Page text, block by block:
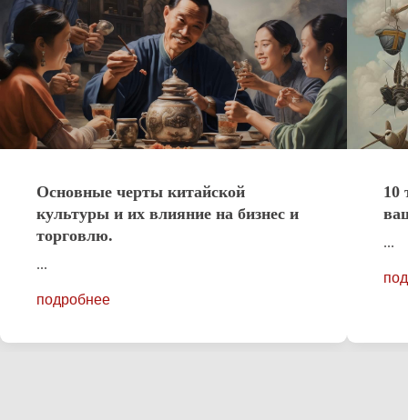
Основные черты китайской
культуры и их влияние на бизнес и
торговлю.
...
подробнее
10
...